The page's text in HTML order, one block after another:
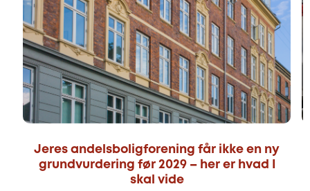
Jeres andelsboligforening får ikke en ny
grundvurdering før 2029 – her er hvad I
skal vide